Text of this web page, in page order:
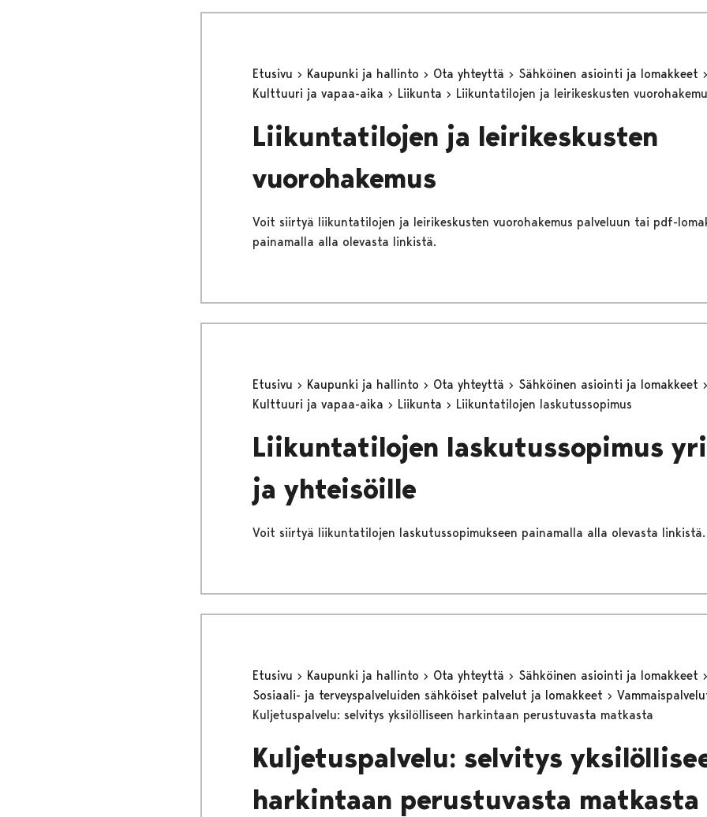
Etusivu Kaupunki ja hallinto Ota yhteyttä
Sähköinen asiointi ja lomakkeet
Kulttuuri ja vapaa-aika
Liikunta Liikuntatilojen ja leirikeskusten
Liikuntatilojen ja leirikeskusten
vuorohakemus
Voit siirtyä liikuntatilojen ja leirikeskusten vuorohakemus palveluun tai pdf-
painamalla alla olevasta linkistä.
Etusivu Kaupunki ja hallinto Ota yhteyttä
Sähköinen asiointi ja lomakkeet
Kulttuuri ja vapaa-aika
Liikunta Liikuntatilojen laskutussopimus
Liikuntatilojen laskutussopimus
ja yhteisöille
Voit siirtyä liikuntatilojen laskutussopimukseen painamalla alla olevasta linkistä.
Etusivu Kaupunki ja hallinto Ota yhteyttä
Sähköinen asiointi ja lomakkeet
Sosiaali- ja terveyspalveluiden sähköiset palvelut ja lomakkeet
Kuljetuspalvelu: selvitys yksilölliseen harkintaan perustuvasta matkasta
Kuljetuspalvelu: selvitys
harkintaan perustuvasta matkasta